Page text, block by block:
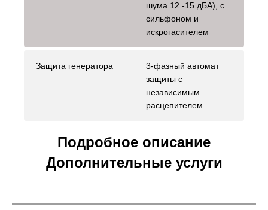
шума 12 -15 дБА), с
сильфоном и
искрогасителем
Защита генератора
3-фазный автомат
защиты с
независимым
расцепителем
Подробное описание
Дополнительные услуги